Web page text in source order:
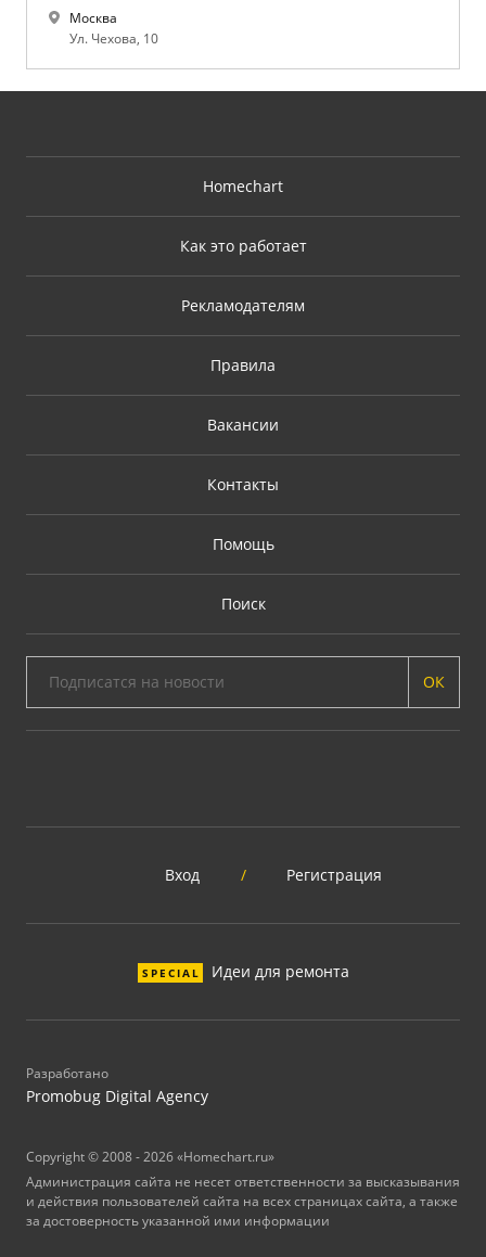
Москва
Ул. Чехова, 10
Homechart
Как это работает
Рекламодателям
Правила
Вакансии
Контакты
Помощь
Поиск
ОК
Вход / Регистрация
SPECIAL Идеи для ремонта
Разработано
Promobug Digital Agency
Copyright © 2008 - 2026 «Homechart.ru»
Администрация сайта не несет ответственности за высказывания
и действия пользователей сайта на всех страницах сайта, а также
за достоверность указанной ими информации